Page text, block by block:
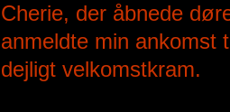
Cherie, der åbnede
anmeldte min ankomst
dejligt velkomstkram.